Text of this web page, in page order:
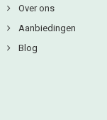
Over ons
Aanbiedingen
Blog